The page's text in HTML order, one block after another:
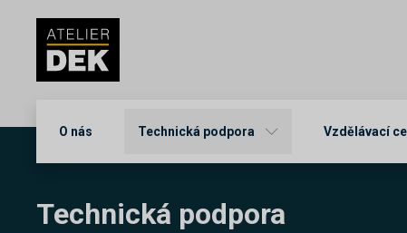
O nás Technická podpora Vzdělávací
Technická podpora